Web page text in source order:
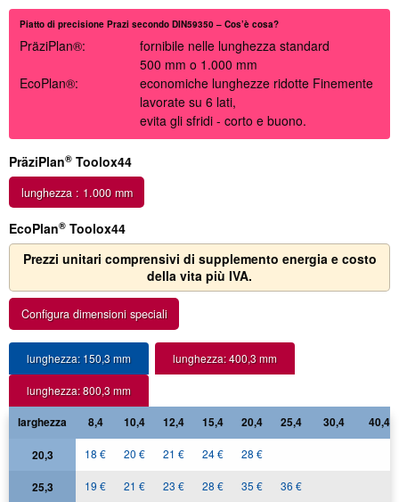
Piatto di precisione Prazi secondo DIN59350 – Cos’è cosa?
PräziPlan®:
fornibile nelle lunghezza standard
500 mm o 1.000 mm
EcoPlan®:
economiche lunghezze ridotte Finemente
lavorate su 6 lati,
evita gli sfridi - corto e buono.
PräziPlan® Toolox44
lunghezza : 1.000 mm
EcoPlan® Toolox44
Prezzi unitari comprensivi di supplemento energia e costo
della vita più IVA.
Configura dimensioni speciali
lunghezza: 150,3 mm lunghezza: 400,3 mm
lunghezza: 800,3 mm
larghezza 8,4 10,4 12,4 15,4 20,4 25,4 30,4 40,4
20,3 18 € 20 € 21 € 24 € 28 €
25,3 19 € 21 € 23 € 28 € 35 € 36 €